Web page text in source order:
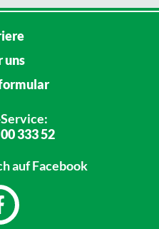
uns
333 52
auf Facebook